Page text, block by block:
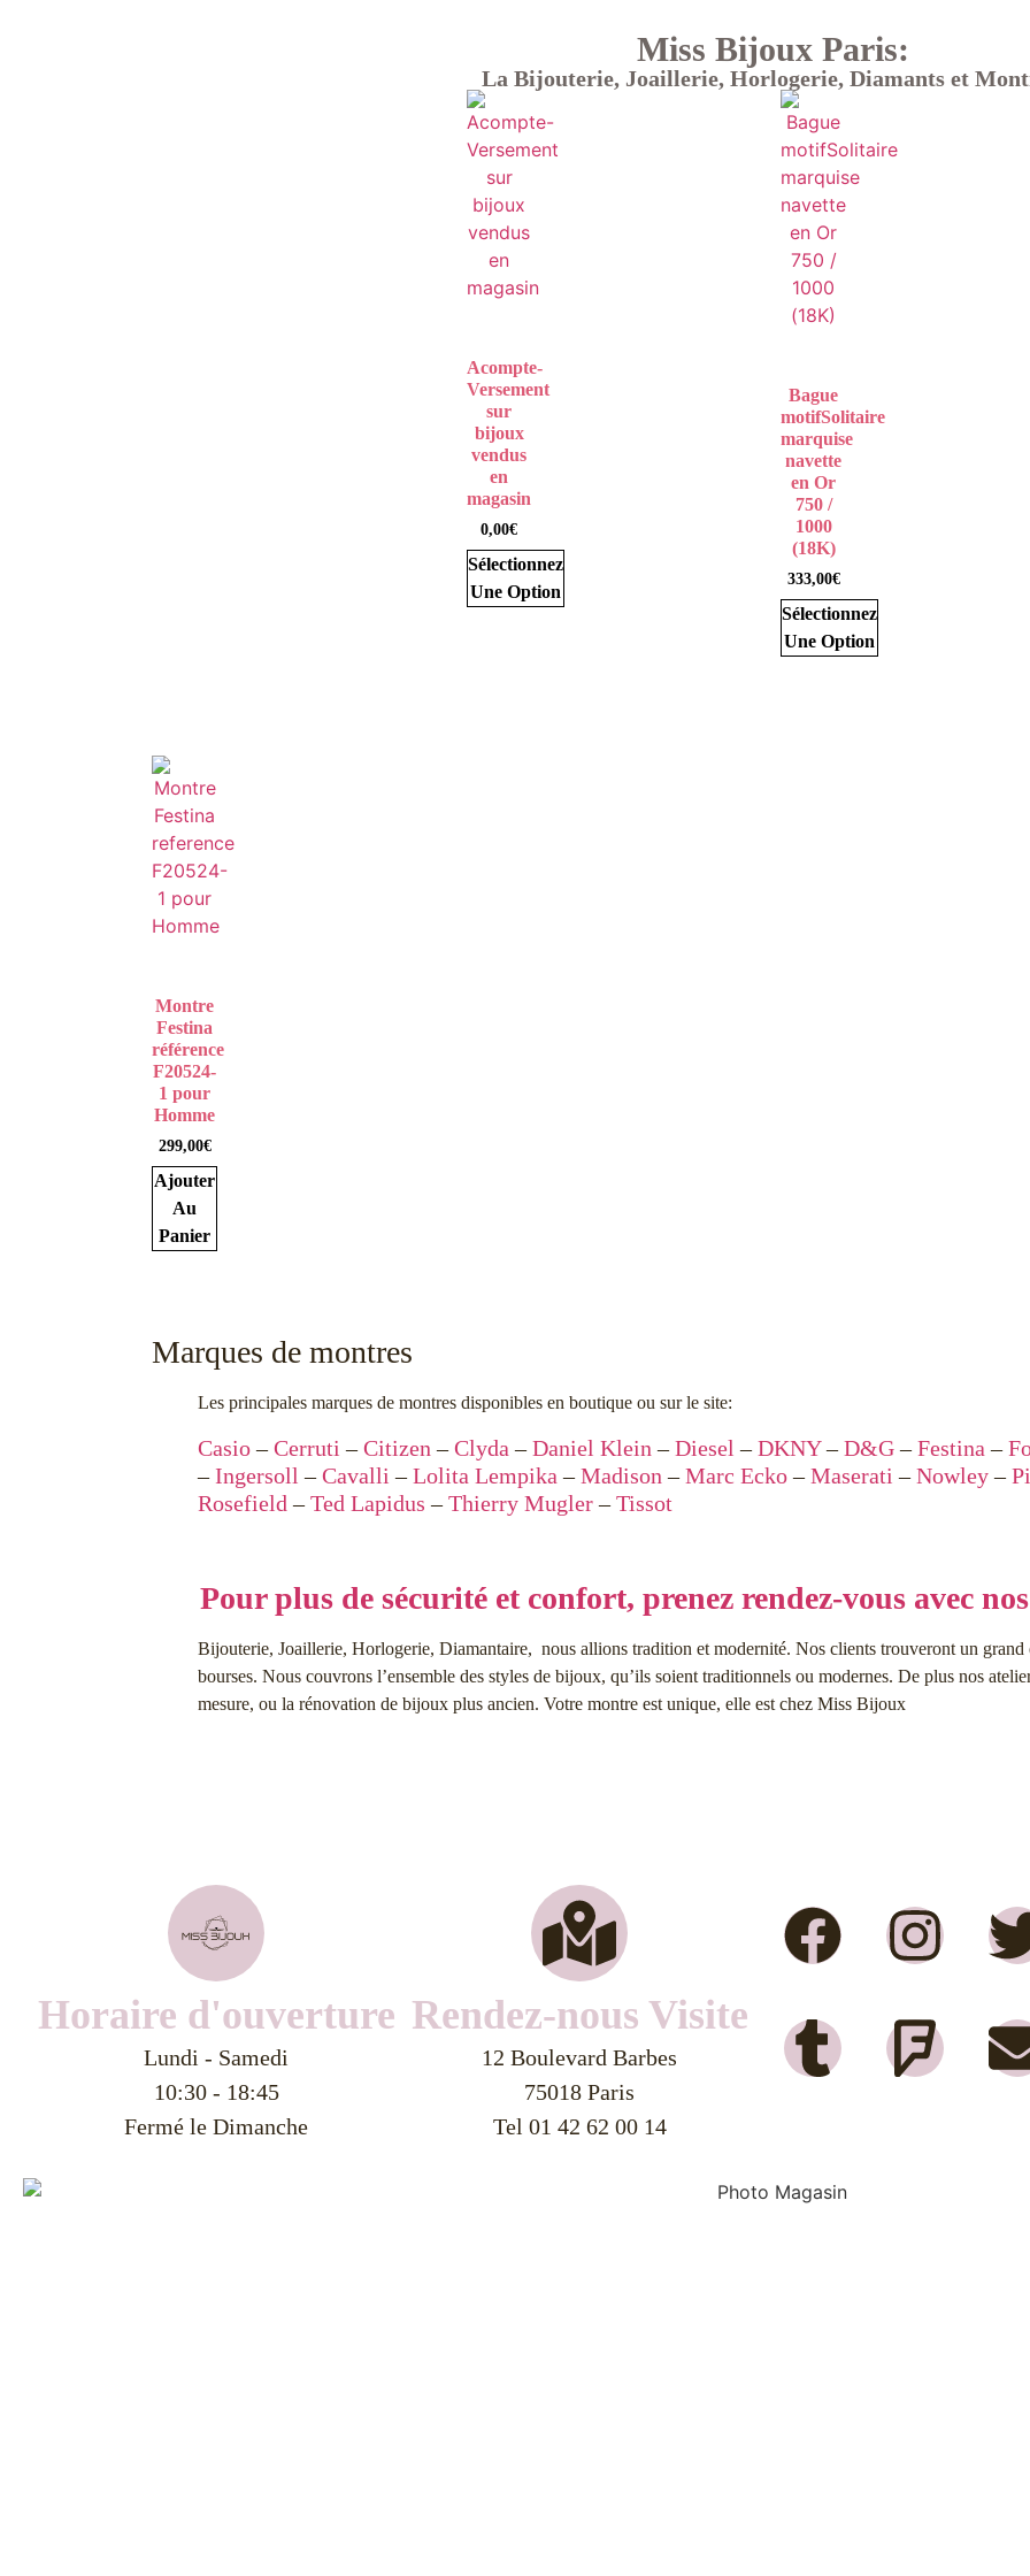
Miss Bijoux Paris:
La Bijouterie, Joaillerie, Horlogerie, Diamants et
Acompte-
Versement
sur
bijoux
vendus
en
magasin
0,00€
Sélectionnez
Une Option
Bague
motifSolitaire
marquise
navette
en Or
750 /
1000
(18K)
333,00€
Sélectionnez
Une Option
Montre
Festina
référence
F20524-
1 pour
Homme
299,00€
Ajouter
Au
Panier
Marques de montres
Les principales marques de montres disponibles en boutique ou sur le site:
Casio–Cerruti –Citizen –Clyda –Daniel Klein –Diesel –DKNY–D&G–Festina –
–Ingersoll –Cavalli –Lolita Lempika –Madison –Marc Ecko–Maserati –Nowley–
Rosefield –Ted Lapidus –Thierry Mugler–Tissot
Pour plus de sécurité et confort, prenez rendez-vous avec
Bijouterie, Joaillerie, Horlogerie, Diamantaire, nous allions tradition et modernité. Nos clients trouveront un
bourses. Nous couvrons l’ensemble des styles de bijoux, qu’ils soient traditionnels ou modernes. De plus nos
mesure, ou la rénovation de bijoux plus ancien. Votre montre est unique, elle est chez Miss Bijoux
Horaire d'ouverture
Lundi - Samedi
10:30 - 18:45
Fermé le Dimanche
Rendez-nous Visite
12 Boulevard Barbes
75018 Paris
Tel 01 42 62 00 14